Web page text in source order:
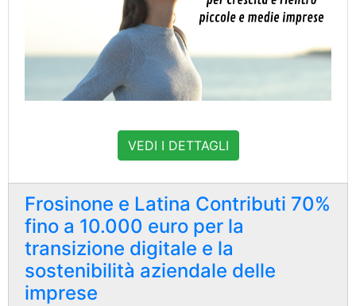
VEDI I DETTAGLI
Frosinone e Latina Contributi 70%
fino a 10.000 euro per la
transizione digitale e la
sostenibilità aziendale delle
imprese